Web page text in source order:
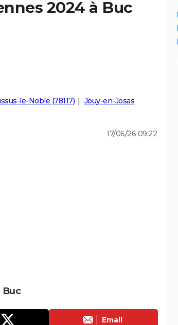
2024 à Buc
le-Noble (78117)
Jouy-en-Josas
17/06/26 09:22
Buc
Email